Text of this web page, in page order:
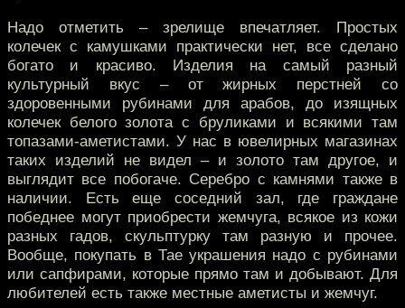
Надо отметить – зрелище впечатляет. Простых
колечек с камушками практически нет, все сделано
богато и красиво. Изделия на самый разный
культурный вкус – от жирных перстней со
здоровенными рубинами для арабов, до изящных
колечек белого золота с бруликами и всякими там
топазами-аметистами. У нас в ювелирных магазинах
таких изделий не видел – и золото там другое, и
выглядит все побогаче. Серебро с камнями также в
наличии. Есть еще соседний зал, где граждане
победнее могут приобрести жемчуга, всякое из кожи
разных гадов, скульптурку там разную и прочее.
Вообще, покупать в Тае украшения надо с рубинами
или сапфирами, которые прямо там и добывают. Для
любителей есть также местные аметисты и жемчуг.